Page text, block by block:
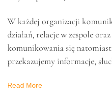
POLECANE
Style
się – jak
komunikację
zespołu?